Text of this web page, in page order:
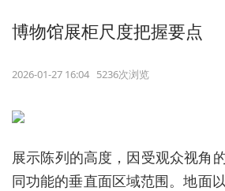
博物馆展柜尺度把握要点
2026-01-27 16:04 5236次浏览
展示陈列的高度，因受观众视角
同功能的垂直面区域范围。地面